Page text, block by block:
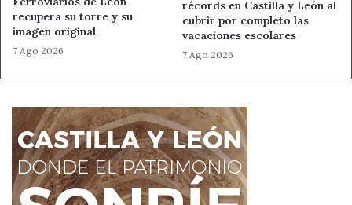
recupera su torre y su
imagen original
7 Ago 2026
récords en Castilla y León al
cubrir por completo las
vacaciones escolares
7 Ago 2026